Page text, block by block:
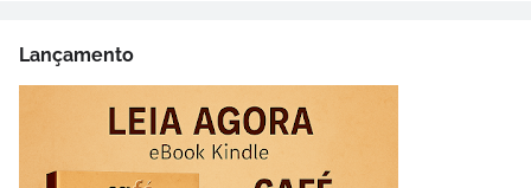
Lançamento